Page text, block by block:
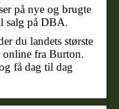
på nye og brugte
salg på DBA.
du landets største
fra Burton.
få dag til dag